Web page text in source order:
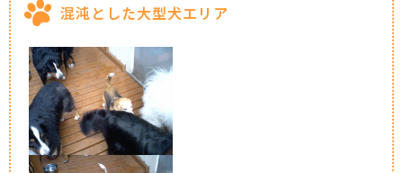
混沌とした大型犬エリア